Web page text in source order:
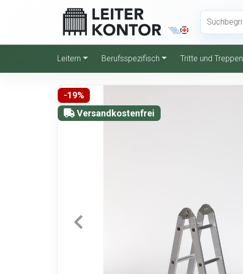
Leitern Berufsspezifisch Tritte und Treppen
-19%
Versandkostenfrei